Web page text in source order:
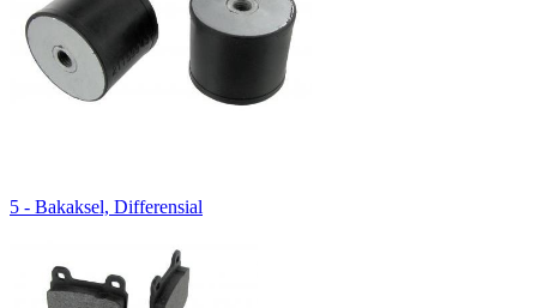
5 - Bakaksel, Differensial